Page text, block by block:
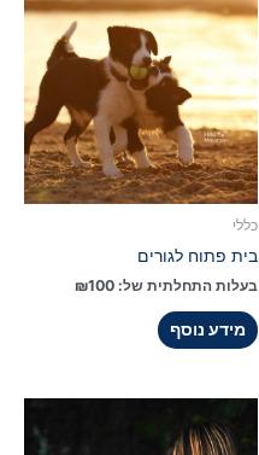
כללי
בית פתוח לגורים
בעלות התחלתית של: ₪100
מידע נוסף